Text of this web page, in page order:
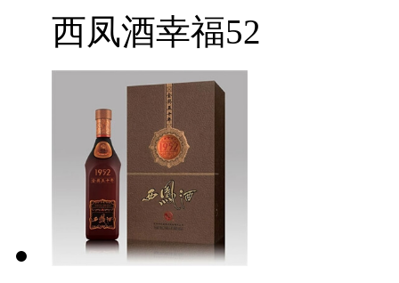
西凤酒幸福52